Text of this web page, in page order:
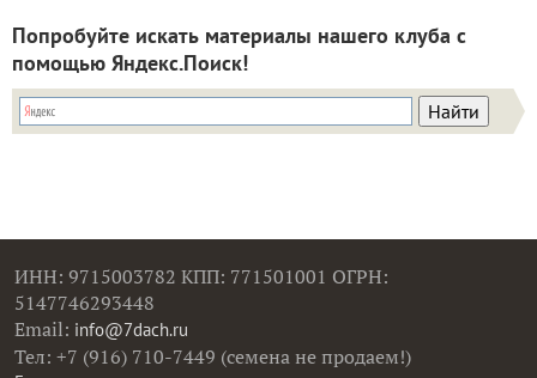
Попробуйте искать материалы нашего клуба с
помощью Яндекс.Поиск!
ИНН: 9715003782 КПП: 771501001 ОГРН:
5147746293448
Email: info@7dach.ru
Тел: +7 (916) 710-7449 (семена не продаем!)